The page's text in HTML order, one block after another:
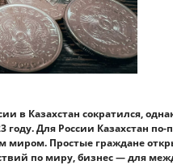
в Казахстан сократился,
году. Для России Казахстан
Простые граждане
по миру, бизнес — для